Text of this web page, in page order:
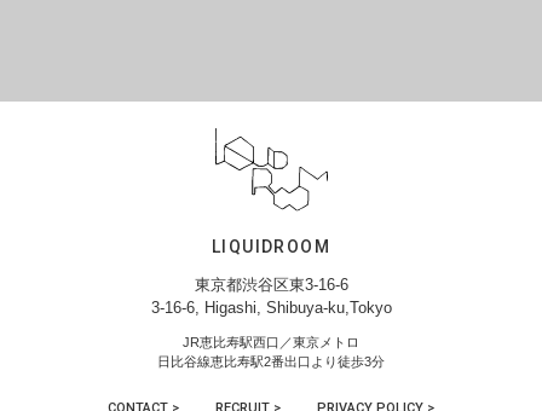
LIQUIDROOM
東京都渋谷区東3-16-6
3-16-6, Higashi, Shibuya-ku,Tokyo
JR恵比寿駅西口／東京メトロ
日比谷線恵比寿駅2番出口より徒歩3分